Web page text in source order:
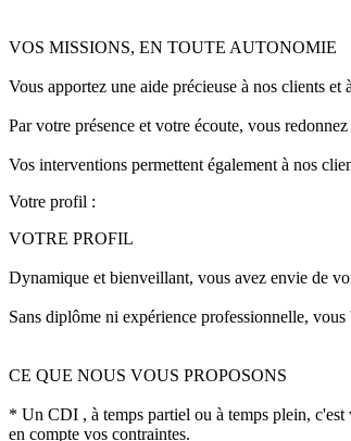
VOS MISSIONS, EN TOUTE AUTONOMIE
Vous apportez une aide précieuse à nos clients
Par votre présence et votre écoute, vous
Vos interventions permettent également à nos
Votre profil :
VOTRE PROFIL
Dynamique et bienveillant, vous avez envie de
Sans diplôme ni expérience professionnelle,
CE QUE NOUS VOUS PROPOSONS
* Un CDI , à temps partiel ou à temps plein,
en compte vos contraintes.